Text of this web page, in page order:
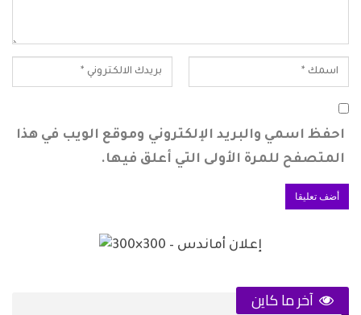
احفظ اسمي والبريد الإلكتروني وموقع الويب في هذا
المتصفح للمرة الأولى التي أعلق فيها.
آخر ما كاين